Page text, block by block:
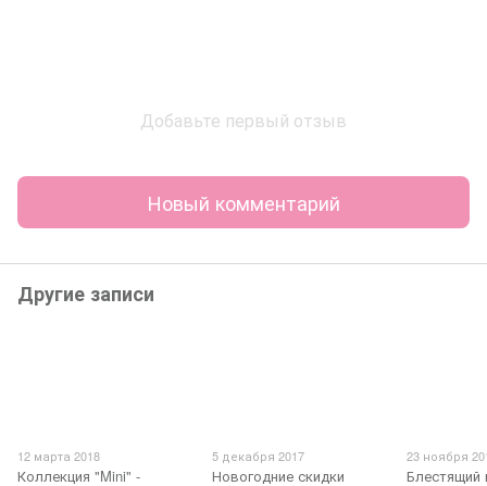
Добавьте первый отзыв
Новый комментарий
Другие записи
12 марта 2018
Коллекция "Mini" -
5 декабря 2017
Новогодние скидки
23 ноября
Блестящий